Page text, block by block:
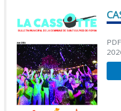
PDF